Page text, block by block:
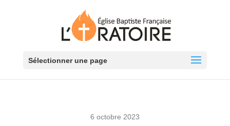
Sélectionner une page
6 octobre 2023